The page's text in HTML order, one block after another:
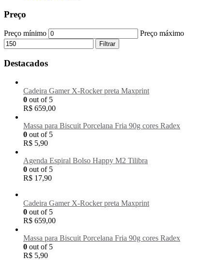
Preço
Preço mínimo Preço máximo
Filtrar
Destacados
Cadeira Gamer X-Rocker preta Maxprint
0 out of 5
R$ 659,00
Massa para Biscuit Porcelana Fria 90g cores Radex
0 out of 5
R$ 5,90
Agenda Espiral Bolso Happy M2 Tilibra
0 out of 5
R$ 17,90
Cadeira Gamer X-Rocker preta Maxprint
0 out of 5
R$ 659,00
Massa para Biscuit Porcelana Fria 90g cores Radex
0 out of 5
R$ 5,90